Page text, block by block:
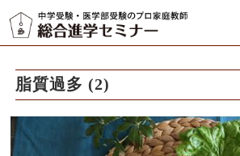
セミナーからのお知らせ
脂質過多 (2)